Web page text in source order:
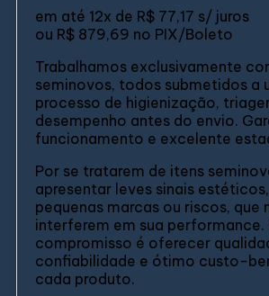
em até 12x de R$ 77,17 s/ juros
ou R$ 879,69 no PIX/Boleto
Trabalhamos exclusivamente
seminovos, todos submetidos a
processo de higienização,
desempenho antes do envio.
funcionamento e excelente
Por se tratarem de itens
apresentar leves sinais
pequenas marcas ou riscos, que
interferem em sua performance.
compromisso é oferecer
confiabilidade e ótimo custo-
cada produto.